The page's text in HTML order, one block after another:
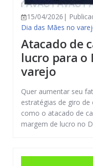
15/04/2026|
Dia das Mães no
Atacado de
lucro para o
varejo
Quer aumentar seu
estratégias de giro
como o atacado de
margem de lucro no